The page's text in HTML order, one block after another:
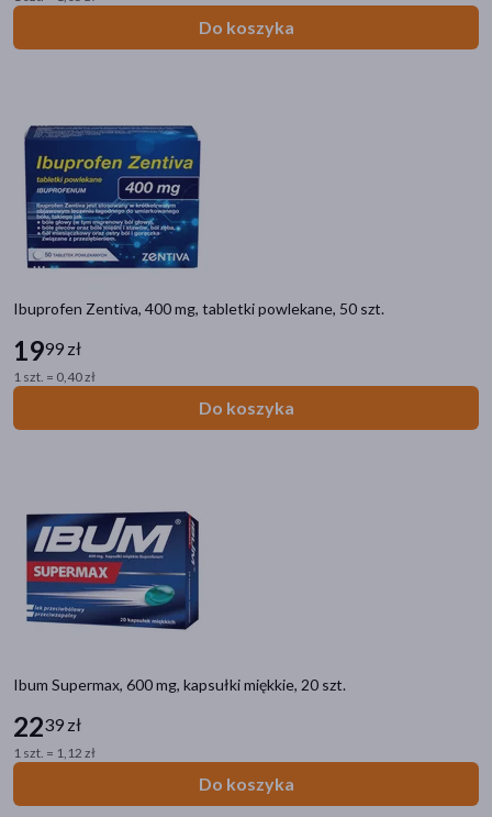
Do koszyka
Ibuprofen Zentiva, 400 mg, tabletki powlekane, 50 szt.
1999 zł
1 szt. = 0,40 zł
Do koszyka
Ibum Supermax, 600 mg, kapsułki miękkie, 20 szt.
2239 zł
1 szt. = 1,12 zł
Do koszyka